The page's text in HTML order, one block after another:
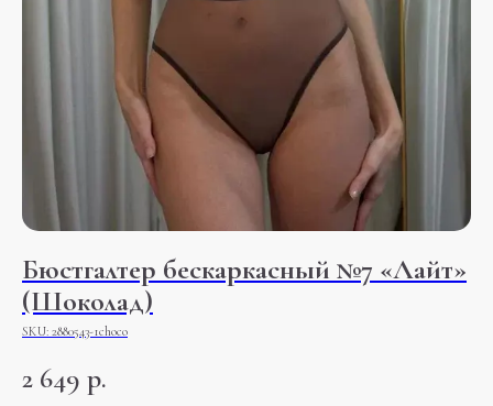
Бюстгалтер бескаркасный №7 «Лайт»
(Шоколад)
SKU: 2880543-1choco
2 649 р.